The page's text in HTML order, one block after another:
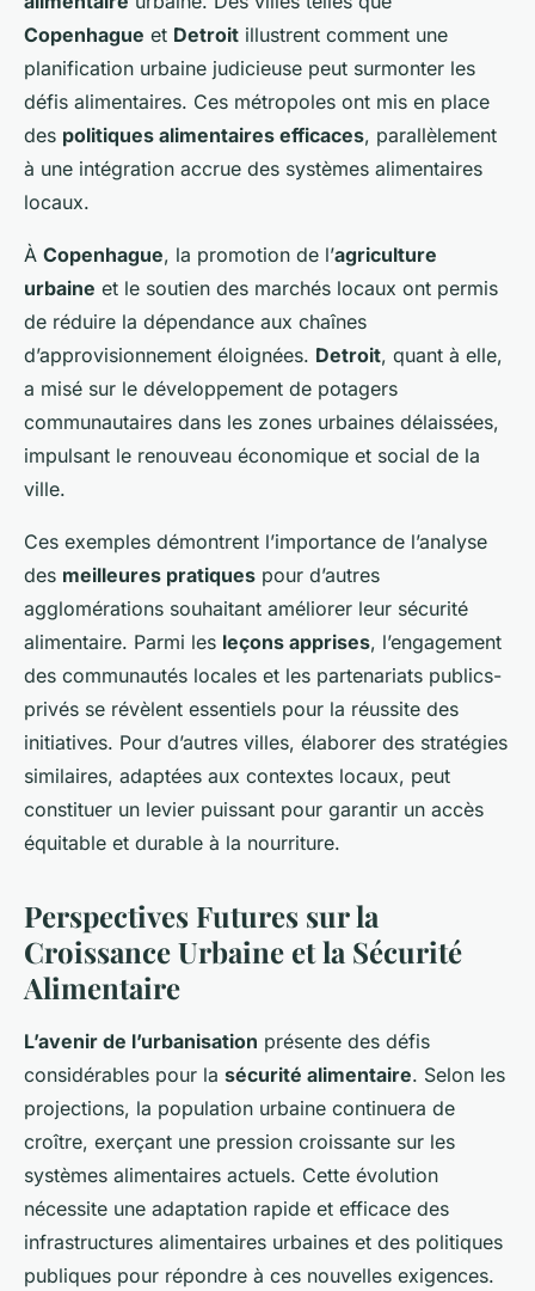
Copenhague et Detroit illustrent comment une
planification urbaine judicieuse peut surmonter les
défis alimentaires. Ces métropoles ont mis en place
des politiques alimentaires efficaces, parallèlement
à une intégration accrue des systèmes alimentaires
locaux.
À Copenhague, la promotion de l’agriculture
urbaine et le soutien des marchés locaux ont permis
de réduire la dépendance aux chaînes
d’approvisionnement éloignées. Detroit, quant à elle,
a misé sur le développement de potagers
communautaires dans les zones urbaines délaissées,
impulsant le renouveau économique et social de la
ville.
Ces exemples démontrent l’importance de l’analyse
des meilleures pratiques pour d’autres
agglomérations souhaitant améliorer leur sécurité
alimentaire. Parmi les leçons apprises, l’engagement
des communautés locales et les partenariats publics-
privés se révèlent essentiels pour la réussite des
initiatives. Pour d’autres villes, élaborer des stratégies
similaires, adaptées aux contextes locaux, peut
constituer un levier puissant pour garantir un accès
équitable et durable à la nourriture.
Perspectives Futures sur la
Croissance Urbaine et la Sécurité
Alimentaire
L’avenir de l’urbanisation présente des défis
considérables pour la sécurité alimentaire. Selon les
projections, la population urbaine continuera de
croître, exerçant une pression croissante sur les
systèmes alimentaires actuels. Cette évolution
nécessite une adaptation rapide et efficace des
infrastructures alimentaires urbaines et des politiques
publiques pour répondre à ces nouvelles exigences.